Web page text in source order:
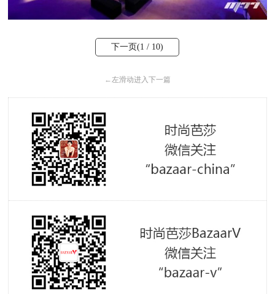
下一页(1 / 10)
← 左滑动进入下一篇